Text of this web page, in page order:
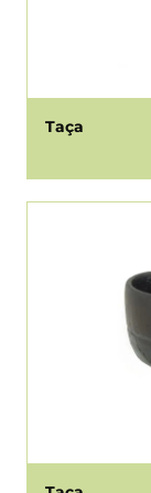
Taça